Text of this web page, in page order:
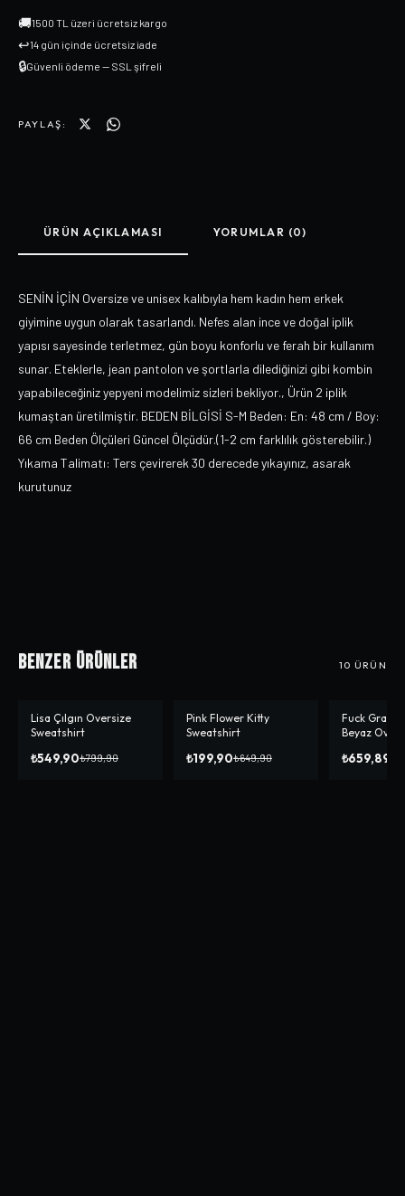
🚚1500 TL üzeri ücretsiz kargo
↩14 gün içinde ücretsiz iade
🔒Güvenli ödeme — SSL şifreli
PAYLAŞ:
ÜRÜN AÇIKLAMASI YORUMLAR (0)
SENİN İÇİN Oversize ve unisex kalıbıyla hem kadın hem erkek
giyimine uygun olarak tasarlandı. Nefes alan ince ve doğal iplik
yapısı sayesinde terletmez, gün boyu konforlu ve ferah bir kullanım
sunar. Eteklerle, jean pantolon ve şortlarla dilediğinizi gibi kombin
yapabileceğiniz yepyeni modelimiz sizleri bekliyor., Ürün 2 iplik
kumaştan üretilmiştir. BEDEN BİLGİSİ S-M Beden: En: 48 cm / Boy:
66 cm Beden Ölçüleri Güncel Ölçüdür.(1-2 cm farklılık gösterebilir.)
Yıkama Talimatı: Ters çevirerek 30 derecede yıkayınız, asarak
kurutunuz
Benzer Ürünler 10 ÜRÜN
-%31
Lisa Çılgın Oversize
Sweatshirt
₺549,90₺799,90
-% 69
Pink Flower Kitty
Sweatshirt
₺199,90₺649,90
-%8
Fuck
Beyaz
₺659,89